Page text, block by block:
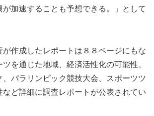
が加速することも予想できる。」として
が作成したレポートは８８ページにもな
を通じた地域、経済活性化の可能性、
、パラリンピック競技大会、スポーツツ
など詳細に調査レポートが公表されてい